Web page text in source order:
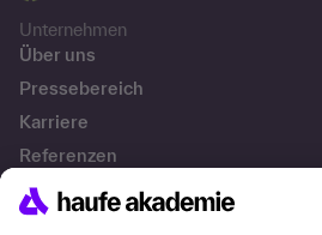
Unternehmen
Über uns
Pressebereich
Karriere
Referenzen
Soziale Verantwortung
Fakten